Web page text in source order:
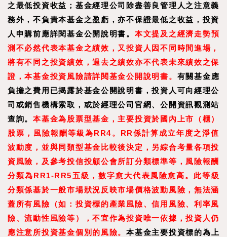
之最低投資收益；基金經理公司除盡善良管理人之注意義
務外，不負責本基金之盈虧，亦不保證最低之收益，投資
人申購前應詳閱基金公開說明書。 本文提及之經濟走勢預
測不必然代表本基金之績效，又投資人因不同時間進場，
將有不同之投資績效，過去之績效亦不代表未來績效之保
證，本基金投資風險請詳閱基金公開說明書。 有關基金應
負擔之費用已揭露於基金公開說明書，投資人可向經理公
司或銷售機構索取，或於經理公司官網、公開資訊觀測站
查詢。本基金為股票型基金，主要投資於國內上市（櫃）
股票，風險報酬等級為RR4。RR係計算成立年度之淨值
波動度，並與同類型基金比較後決定，另綜合考量各項投
資風險，及參考投信投顧公會所訂分類標準等，風險報酬
分類為RR1-RR5五級，數字愈大代表風險愈高。此等級
分類係基於一般市場狀況反映市場價格波動風險，無法涵
蓋所有風險（如：投資標的產業風險、信用風險、利率風
險、流動性風險等），不宜作為投資唯一依據，投資人仍
應注意所投資基金個別的風險。本基金主要投資標的為上